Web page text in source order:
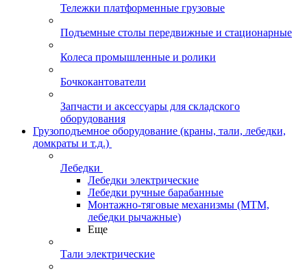
Тележки платформенные грузовые
Подъемные столы передвижные и стационарные
Колеса промышленные и ролики
Бочкокантователи
Запчасти и аксессуары для складского
оборудования
Грузоподъемное оборудование (краны, тали, лебедки,
домкраты и т.д.)
Лебедки
Лебедки электрические
Лебедки ручные барабанные
Монтажно-тяговые механизмы (МТМ,
лебедки рычажные)
Еще
Тали электрические